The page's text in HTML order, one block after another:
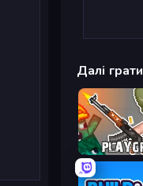
Далі грати
Playground